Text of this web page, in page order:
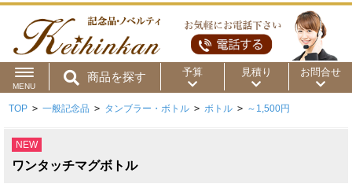
MENU
商品を探す 予算
用途から
商品カテゴリ
～50円 ～100円 ～200円
見積り お問合せ
TOP > 一般記念品 > タンブラー・ボトル > ボトル > ～1,500円
NEW
ワンタッチマグボトル